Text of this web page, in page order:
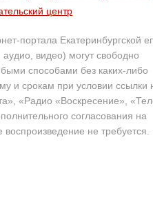
центр
портала Екатеринбургской
видео) могут свободно
способами без каких-либо
и срокам при условии ссылки
«Радио «Воскресение»,
согласования на
не требуется.